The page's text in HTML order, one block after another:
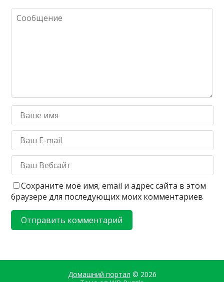
Сохраните моё имя, email и адрес сайта в этом
браузере для последующих моих комментариев
Домашний портал © 2026